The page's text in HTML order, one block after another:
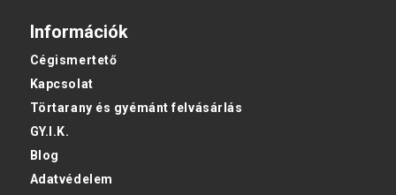
Információk
Cégismertető
Kapcsolat
Törtarany és gyémánt felvásárlás
GY.I.K.
Blog
Adatvédelem